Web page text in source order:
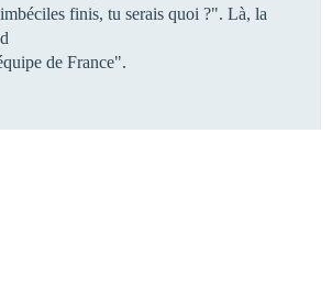
finis, tu serais quoi ?". Là, la
de France".